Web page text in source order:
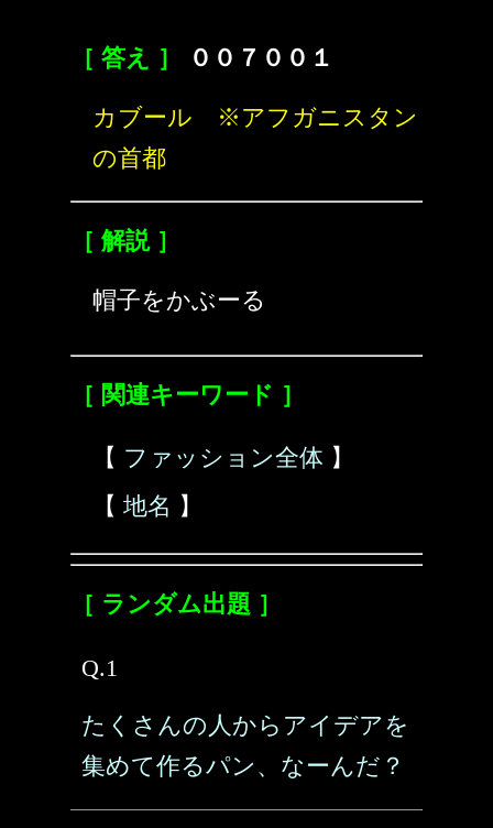
［ 答え ］ ００７００１
カブール ※アフガニスタン
の首都
［ 解説 ］
帽子をかぶーる
［ 関連キーワード ］
【 ファッション全体 】
【 地名 】
［ ランダム出題 ］
Q.1
たくさんの人からアイデアを
集めて作るパン、なーんだ？